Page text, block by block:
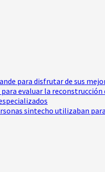
para disfrutar de sus
evaluar la reconstrucción
sintecho utilizaban